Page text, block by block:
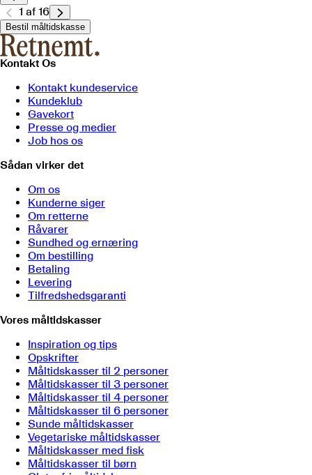
1 af 16
Bestil måltidskasse
Kontakt Os
Kontakt kundeservice
Kundeklub
Gavekort
Presse og medier
Job hos os
Sådan virker det
Om os
Kunderne siger
Om retterne
Råvarer
Sundhed og ernæring
Om bestilling
Betaling
Levering
Tilfredshedsgaranti
Vores måltidskasser
Inspiration og tips
Opskrifter
Måltidskasser til 2 personer
Måltidskasser til 3 personer
Måltidskasser til 4 personer
Måltidskasser til 6 personer
Sunde måltidskasser
Vegetariske måltidskasser
Måltidskasser med fisk
Måltidskasser til børn